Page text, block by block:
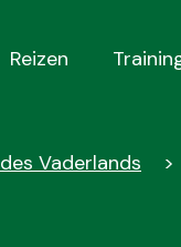
Reizen
Vaderlands